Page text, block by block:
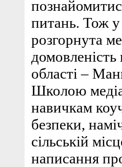
питань. Тож у
розгорнута
області –
Школою
навичкам
безпеки,
сільській
написання